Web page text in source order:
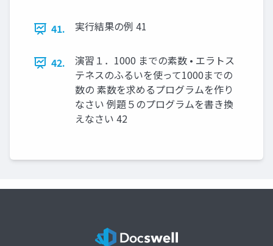
41. 実行結果の例 41
42.
演習１．1000 までの素数 • エラトス
テネスのふるいを使って1000までの
数の 素数を求めるプログラムを作り
なさい 例題５のプログラムを書き換
えなさい 42